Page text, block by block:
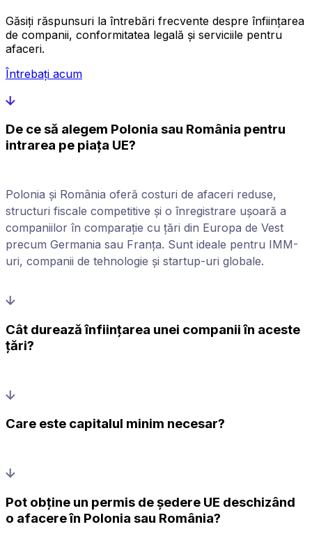
Găsiți răspunsuri la întrebări frecvente despre înființarea
de companii, conformitatea legală și serviciile pentru
afaceri.
Întrebați acum
De ce să alegem Polonia sau România pentru
intrarea pe piața UE?
Polonia și România oferă costuri de afaceri reduse,
structuri fiscale competitive și o înregistrare ușoară a
companiilor în comparație cu țări din Europa de Vest
precum Germania sau Franța. Sunt ideale pentru IMM-
uri, companii de tehnologie și startup-uri globale.
Cât durează înființarea unei companii în aceste
țări?
Care este capitalul minim necesar?
Pot obține un permis de ședere UE deschizând
o afacere în Polonia sau România?